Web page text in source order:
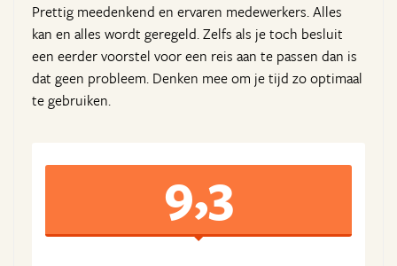
Prettig meedenkend en ervaren medewerkers. Alles
kan en alles wordt geregeld. Zelfs als je toch besluit
een eerder voorstel voor een reis aan te passen dan is
dat geen probleem. Denken mee om je tijd zo optimaal
te gebruiken.
9,3